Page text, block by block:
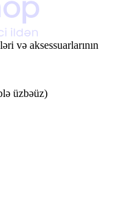
və aksessuarlarının
üzbəüz)